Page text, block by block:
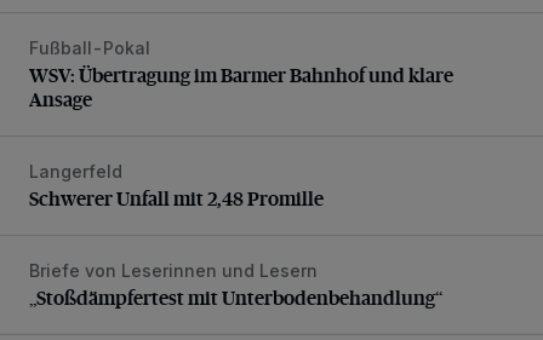
WSV: Übertragung im Barmer Bahnhof und klare Ansage
Fußball-Pokal
WSV: Übertragung im Barmer Bahnhof und klare
Ansage
Schwerer Unfall mit 2,48 Promille
Langerfeld
Schwerer Unfall mit 2,48 Promille
„Stoßdämpfertest mit Unterbodenbehandlung“
Briefe von Leserinnen und Lesern
„Stoßdämpfertest mit Unterbodenbehandlung“